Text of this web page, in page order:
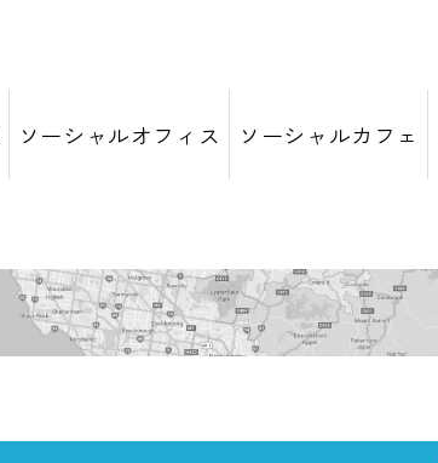
ソーシャルオフィス ソーシャルカフェ